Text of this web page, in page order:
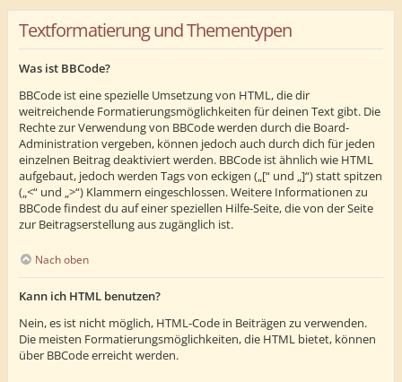
Textformatierung und Thementypen
Was ist BBCode?
BBCode ist eine spezielle Umsetzung von HTML, die dir
weitreichende Formatierungsmöglichkeiten für deinen Text gibt. Die
Rechte zur Verwendung von BBCode werden durch die Board-
Administration vergeben, können jedoch auch durch dich für jeden
einzelnen Beitrag deaktiviert werden. BBCode ist ähnlich wie HTML
aufgebaut, jedoch werden Tags von eckigen („[“ und „]“) statt spitzen
(„<“ und „>“) Klammern eingeschlossen. Weitere Informationen zu
BBCode findest du auf einer speziellen Hilfe-Seite, die von der Seite
zur Beitragserstellung aus zugänglich ist.
Nach oben
Kann ich HTML benutzen?
Nein, es ist nicht möglich, HTML-Code in Beiträgen zu verwenden.
Die meisten Formatierungsmöglichkeiten, die HTML bietet, können
über BBCode erreicht werden.